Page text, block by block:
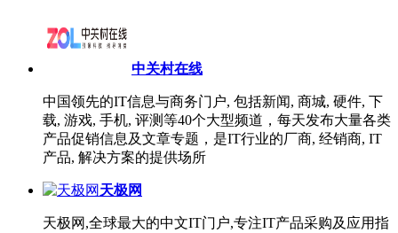
中关村在线
中国领先的IT信息与商务门户, 包括新闻, 商城, 硬件, 下
载, 游戏, 手机, 评测等40个大型频道，每天发布大量各类
产品促销信息及文章专题，是IT行业的厂商, 经销商, IT
产品, 解决方案的提供场所
天极网
天极网,全球最大的中文IT门户,专注IT产品采购及应用指